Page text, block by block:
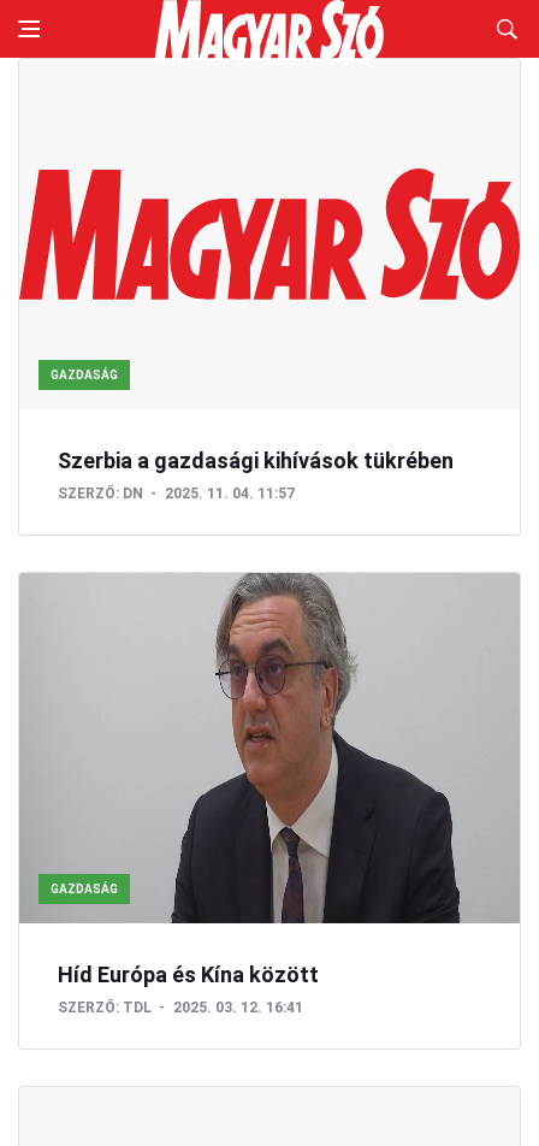
GAZDASÁG
Szerbia a gazdasági kihívások tükrében
SZERZŐ: DN 2025. 11. 04. 11:57
GAZDASÁG
Híd Európa és Kína között
SZERZŐ: TDL 2025. 03. 12. 16:41